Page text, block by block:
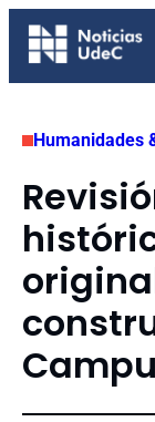
Saltar
Humanidades